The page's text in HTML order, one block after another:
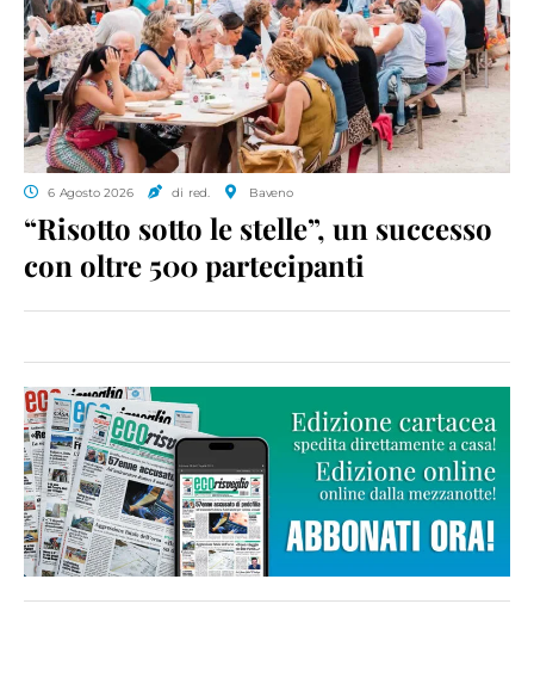
6 Agosto 2026 di red. Baveno
“Risotto sotto le stelle”, un successo
con oltre 500 partecipanti